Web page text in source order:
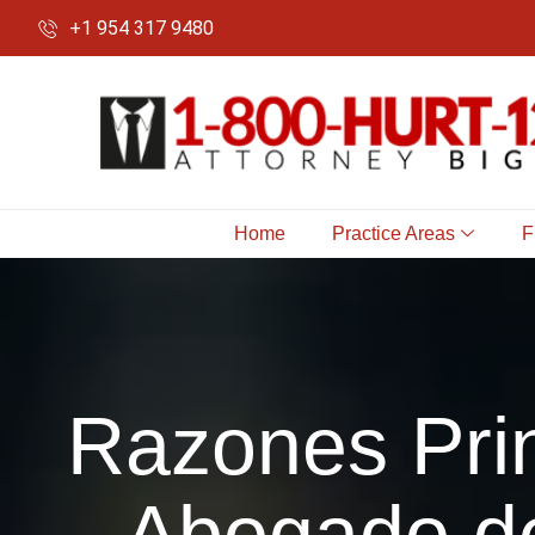
+1 954 317 9480
Home Practice Areas
Razones